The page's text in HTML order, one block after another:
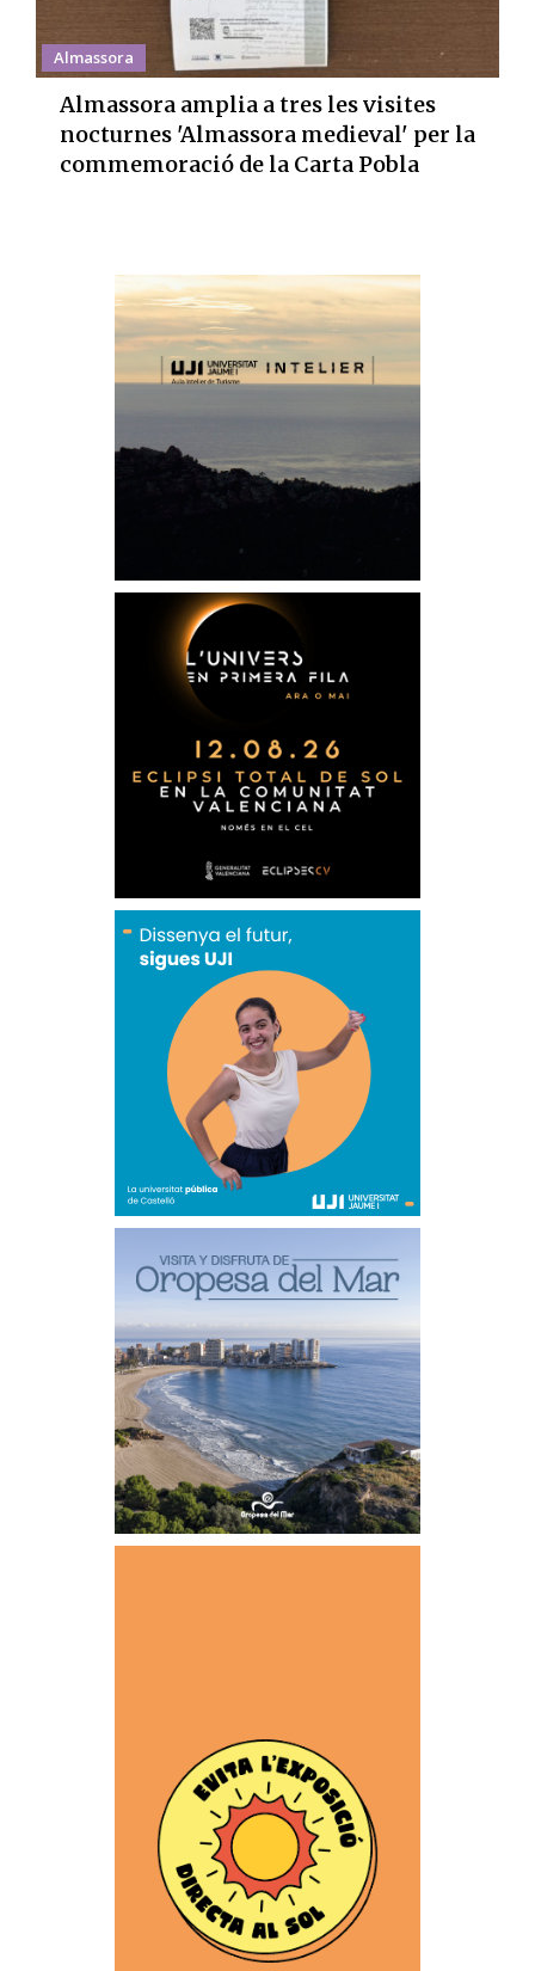
Almassora
Almassora amplia a tres les visites
nocturnes 'Almassora medieval' per la
commemoració de la Carta Pobla